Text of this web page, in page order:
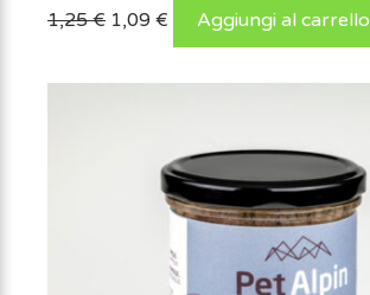
1,25€ 1,09 € Aggiungi al carrello